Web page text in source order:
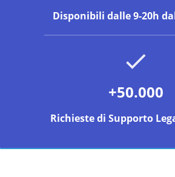
Disponibili dalle 9-20h
+50.000
Richieste di Supporto